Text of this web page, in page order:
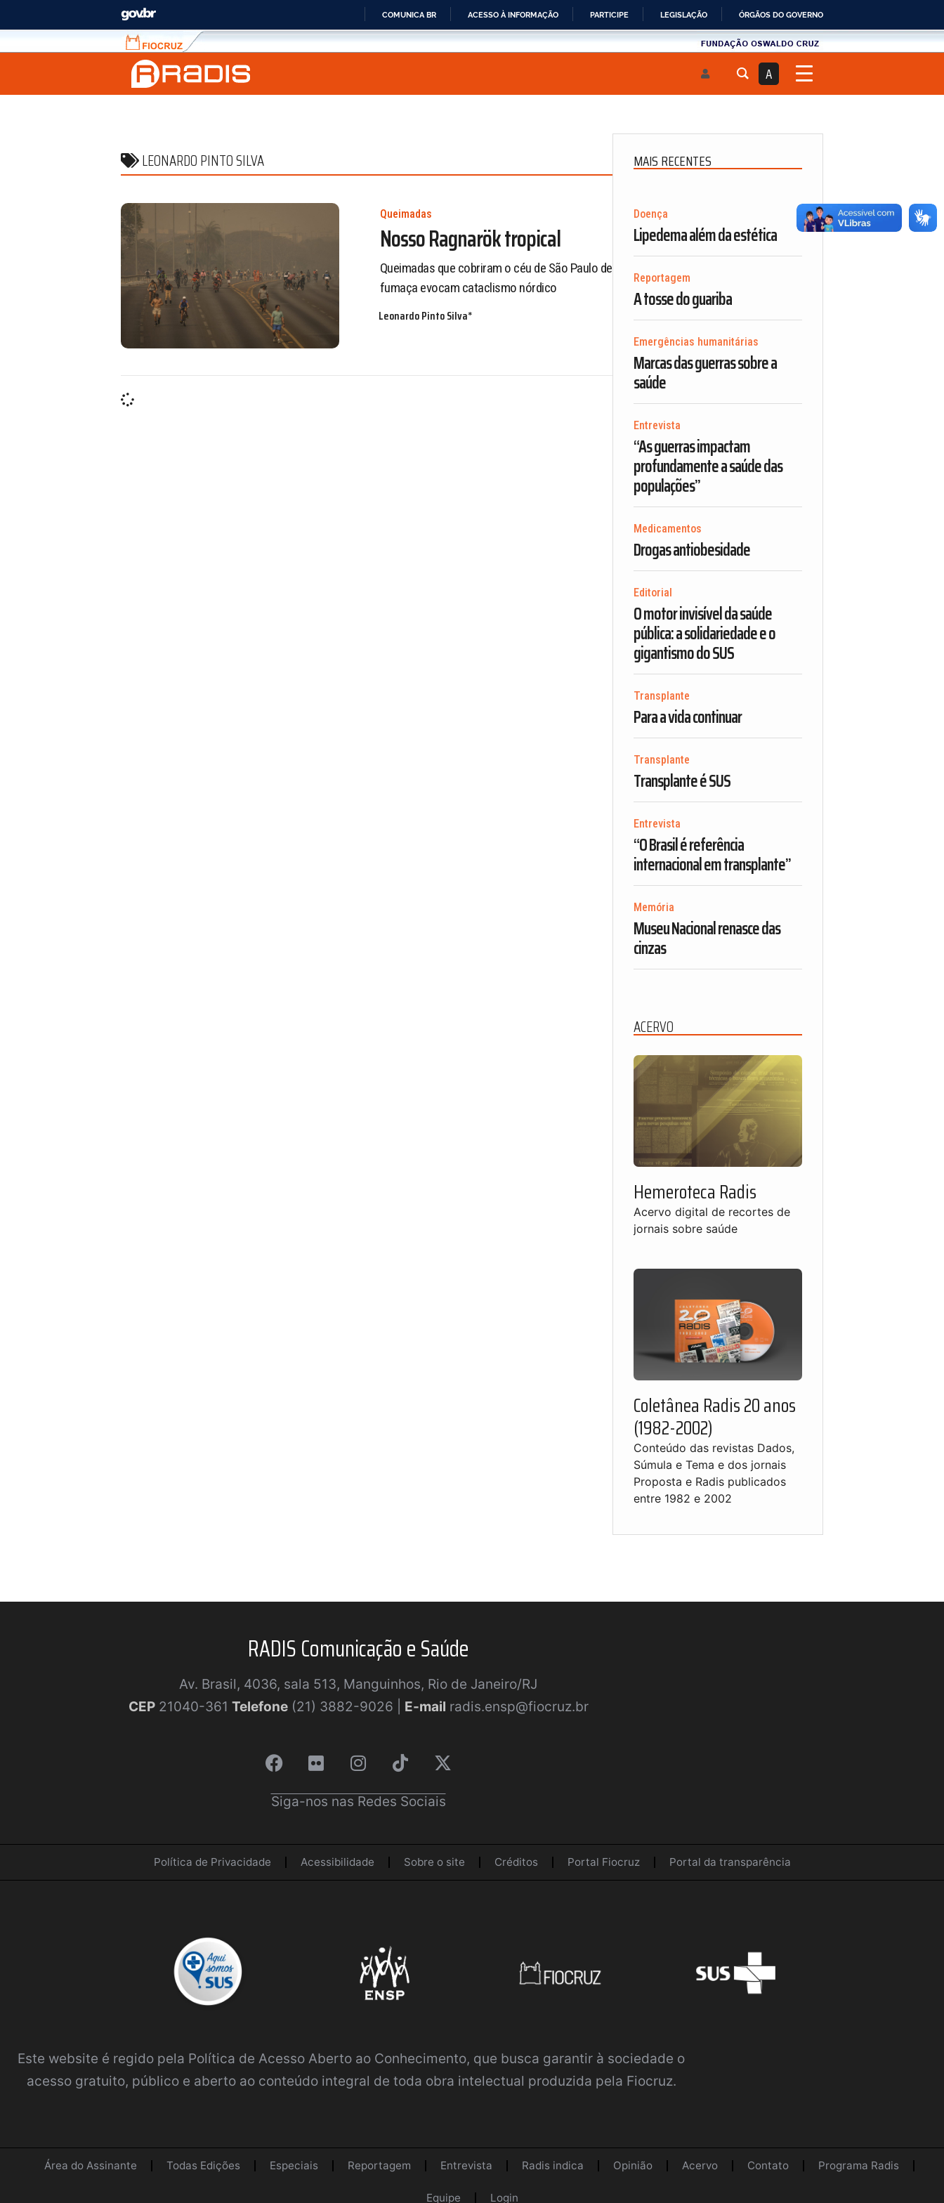
IR
COMUNICA BR ACESSO À INFORMAÇÃO PARTICIPE LEGISLAÇÃO ÓRGÃOS DO GOVERNO
Fiocruz
Fale
com
a
Fundau00e7u00e3o
A
LEONARDO PINTO SILVA
Queimadas
Nosso Ragnarök tropical
Queimadas que cobriram o céu de São Paulo de
fumaça evocam cataclismo nórdico
Leonardo Pinto Silva*
MAIS RECENTES
Doença
Lipedema além da estética
Reportagem
A tosse do guariba
Emergências humanitárias
Marcas das guerras sobre a
saúde
Entrevista
“As guerras impactam
profundamente a saúde das
populações”
Medicamentos
Drogas antiobesidade
Editorial
O motor invisível da saúde
pública: a solidariedade e o
gigantismo do SUS
Transplante
Para a vida continuar
Transplante
Transplante é SUS
Entrevista
“O Brasil é referência
internacional em transplante”
Memória
Museu Nacional renasce das
cinzas
ACERVO
Hemeroteca Radis
Acervo digital de recortes de
jornais sobre saúde
Coletânea Radis 20 anos
(1982-2002)
Conteúdo das revistas Dados,
Súmula e Tema e dos jornais
Proposta e Radis publicados
entre 1982 e 2002
RADIS Comunicação e Saúde
Av. Brasil, 4036, sala 513, Manguinhos, Rio de Janeiro/RJ
CEP21040-361 Telefone(21) 3882-9026 | E-mail radis.ensp@fiocruz.br
Siga-nos nas Redes Sociais
Política de Privacidade Acessibilidade Sobre o site Créditos Portal Fiocruz Portal da transparência
Este website é regido pela Política de Acesso Aberto ao Conhecimento, que busca garantir à sociedade o
acesso gratuito, público e aberto ao conteúdo integral de toda obra intelectual produzida pela Fiocruz.
Área do Assinante Todas Edições Especiais Reportagem Entrevista Radis indica Opinião Acervo Contato Programa Radis
Equipe Login